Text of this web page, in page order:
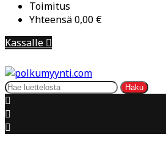
Toimitus
Yhteensä0,00 €
Kassalle 
Haku


